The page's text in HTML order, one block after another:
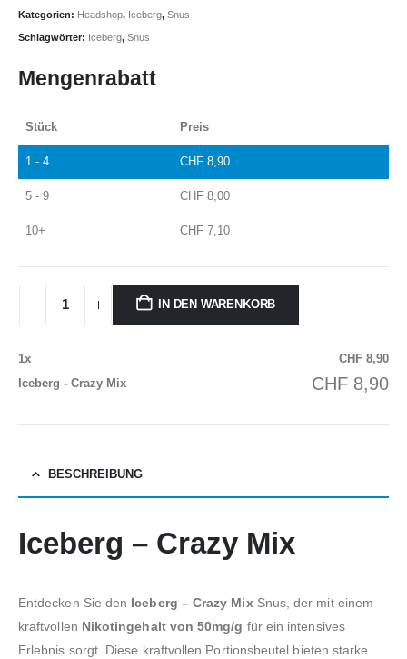
Kategorien: Headshop, Iceberg, Snus
Schlagwörter: Iceberg, Snus
Mengenrabatt
Stück Preis
1 - 4 CHF 8,90
5 - 9 CHF 8,00
10+ CHF 7,10
IN DEN WARENKORB
1x CHF 8,90
Iceberg - Crazy Mix
CHF 8,90
BESCHREIBUNG
Iceberg – Crazy Mix
Entdecken Sie den Iceberg – Crazy MixSnus, der mit einem
kraftvollen Nikotingehalt von 50mg/g für ein intensives
Erlebnis sorgt. Diese kraftvollen Portionsbeutel bieten starke